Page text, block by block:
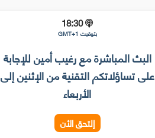
18:30
بتوقيت GMT+1
البث المباشرة مع رغيب أمين للإجابة
على تساؤلاتكم التقنية من الإثنين إلى
الأربعاء
إلتحق الأن